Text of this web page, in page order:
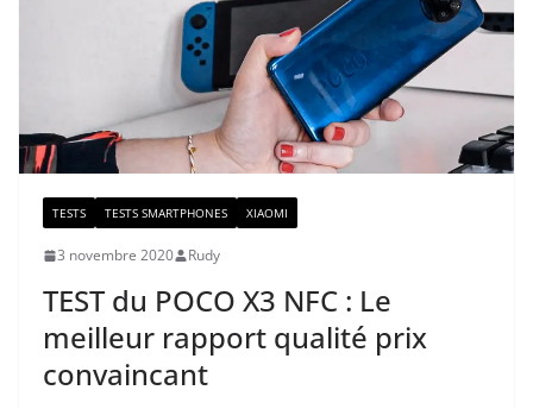
TESTS TESTS SMARTPHONES XIAOMI
3 novembre 2020 Rudy
TEST du POCO X3 NFC : Le
meilleur rapport qualité prix
convaincant